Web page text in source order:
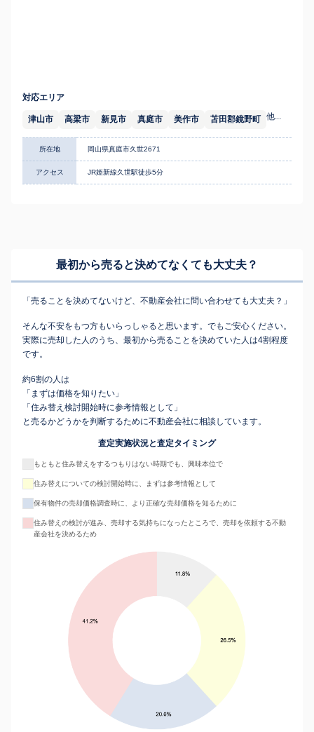
対応エリア
津山市 高梁市 新見市 真庭市 美作市 苫田郡鏡野町 他...
所在地 岡山県真庭市久世2671
アクセス JR姫新線久世駅徒歩5分
最初から売ると決めてなくても大丈夫？
「売ることを決めてないけど、不動産会社に問い合わせても大丈夫？」
そんな不安をもつ方もいらっしゃると思います。でもご安心ください。
実際に売却した人のうち、最初から売ることを決めていた人は4割程度
です。
約6割の人は
「まずは価格を知りたい」
「住み替え検討開始時に参考情報として」
と売るかどうかを判断するために不動産会社に相談しています。
査定実施状況と査定タイミング
もともと住み替えをするつもりはない時期でも、興味本位で
住み替えについての検討開始時に、まずは参考情報として
保有物件の売却価格調査時に、より正確な売却価格を知るために
住み替えの検討が進み、売却する気持ちになったところで、売却を依頼する不動
産会社を決めるため